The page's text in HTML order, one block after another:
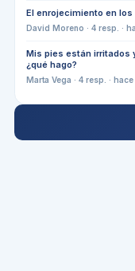
El enrojecimiento en
David Moreno · 4resp. ·
Mis pies están irritados
¿qué hago?
Marta Vega · 4resp. · hace